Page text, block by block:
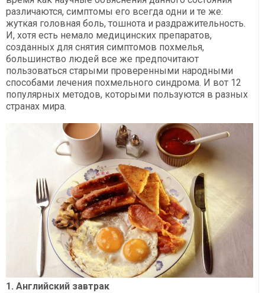
различаются, симптомы его всегда одни и те же:
жуткая головная боль, тошнота и раздражительность.
И, хотя есть немало медицинских препаратов,
созданных для снятия симптомов похмелья,
большинство людей все же предпочитают
пользоваться старыми проверенными народными
способами лечения похмельного синдрома. И вот 12
популярных методов, которыми пользуются в разных
странах мира.
1. Английский завтрак